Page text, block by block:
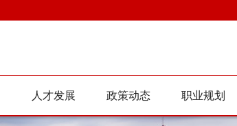
人才发展 政策动态 职业规划